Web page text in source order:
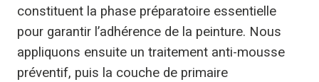
constituent la phase préparatoire essentielle
pour garantir l’adhérence de la peinture. Nous
appliquons ensuite un traitement anti-mousse
préventif, puis la couche de primaire